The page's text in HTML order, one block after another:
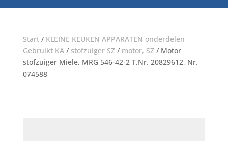
Start/ KLEINE KEUKEN APPARATEN onderdelen
Gebruikt KA/ stofzuiger SZ/ motor, SZ/ Motor
stofzuiger Miele, MRG 546-42-2 T.Nr. 20829612, Nr.
074588